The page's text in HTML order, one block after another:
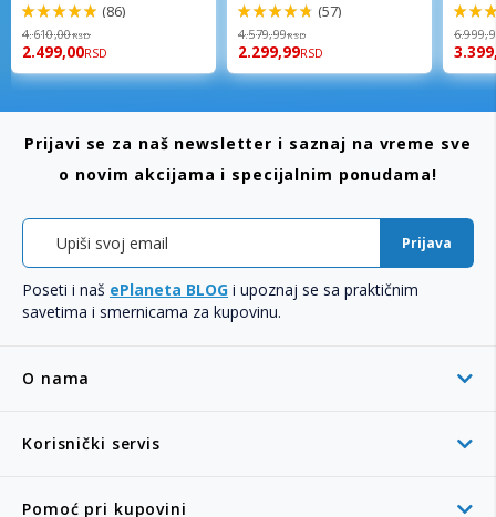
98%
(86)
4.610,00RSD
2.499,00RSD
96%
(57)
4.579,99RSD
2.299,99RSD
92%
O nama
Korisnički servis
Pomoć pri kupovini
Prijavi se za naš newsletter i saznaj na vreme sve
o novim akcijama i specijalnim ponudama!
Prijava
Poseti i naš ePlaneta BLOG i upoznaj se sa praktičnim
savetima i smernicama za kupovinu.